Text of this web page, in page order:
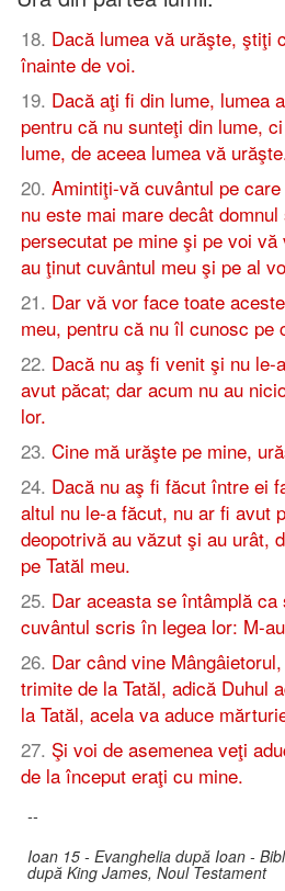
18. Dacă lumea vă urăşte, ştiţi
înainte de voi.
19. Dacă aţi fi din lume, lumea
pentru că nu sunteţi din lume,
lume, de aceea lumea vă
20. Amintiţi-vă cuvântul pe
nu este mai mare decât
persecutat pe mine şi pe voi
au ţinut cuvântul meu şi pe al
21. Dar vă vor face toate
meu, pentru că nu îl cunosc pe
22. Dacă nu aş fi venit şi nu
avut păcat; dar acum nu au
lor.
23. Cine mă urăşte pe mine,
24. Dacă nu aş fi făcut între ei
altul nu le-a făcut, nu ar fi avut
deopotrivă au văzut şi au urât,
pe Tatăl meu.
25. Dar aceasta se întâmplă
cuvântul scris în legea lor: M-
26. Dar când vine
trimite de la Tatăl, adică Duhul
la Tatăl, acela va aduce
27. Şi voi de asemenea veţi
de la început eraţi cu mine.
--
Ioan 15 - Evanghelia după Ioan -
după King James, Noul Testament